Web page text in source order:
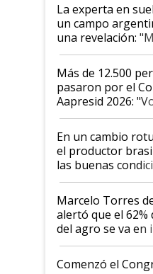
La experta en
un campo
una revelación:
impresionó
Más de 12.500
pasaron por el
Aapresid 2026:
demostrar que
suelo es hablar
sistema
En un cambio
el productor
las buenas
agro argentino
"Los veo más
Marcelo Torres
alertó que el 62%
del agro se va en
"No es bueno
Argentina se
Comenzó el